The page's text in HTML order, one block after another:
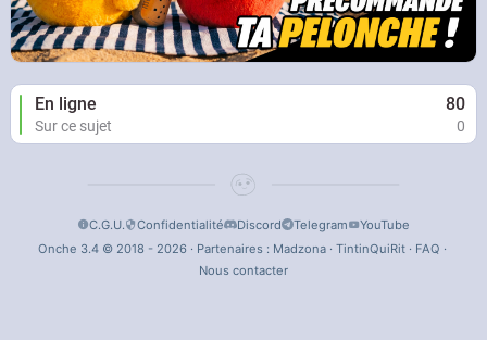
En ligne 80
Sur ce sujet 0
C.G.U. Confidentialité Discord Telegram
YouTube
Onche 3.4 © 2018 - 2026 · Partenaires : Madzona· TintinQuiRit· FAQ ·
Nous contacter